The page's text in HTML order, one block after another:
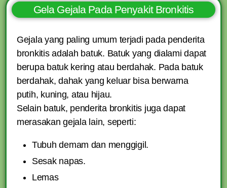
Gela Gejala Pada Penyakit Bronkitis
Gejala yang paling umum terjadi pada penderita
bronkitis adalah batuk. Batuk yang dialami dapat
berupa batuk kering atau berdahak. Pada batuk
berdahak, dahak yang keluar bisa berwarna
putih, kuning, atau hijau.
Selain batuk, penderita bronkitis juga dapat
merasakan gejala lain, seperti:
Tubuh demam dan menggigil.
Sesak napas.
Lemas